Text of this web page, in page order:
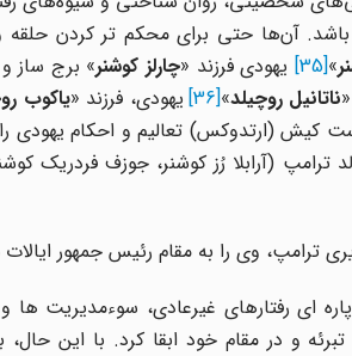
باشد. آن‌ها حتی برای محکم تر کردن
»
[35] یهودی فرزند «چارلز کوشنر» برج ساز و
ناتانیل روچیلد»
[36] یهودی، فرزند «یاکوب
کیش (ارتدوکس) تعالیم و احکام یهودی
(آرابلا رُز کوشنر، جوزف فردریک
ترامپ، وی را به مقام رئیس جمهور
ای رفتارهای غیرعادی، سوءمدیریت
و در مقام خود ابقا کرد. با این حال،